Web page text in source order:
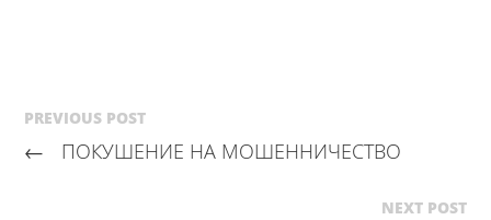
PREVIOUS POST
← ПОКУШЕНИЕ НА МОШЕННИЧЕСТВО
NEXT POST